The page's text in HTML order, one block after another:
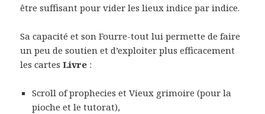
être suffisant pour vider les lieux indice par indice.
Sa capacité et son Fourre-tout lui permette de faire
un peu de soutien et d’exploiter plus efficacement
les cartesLivre :
Scroll of prophecies et Vieux grimoire (pour la
pioche et le tutorat),